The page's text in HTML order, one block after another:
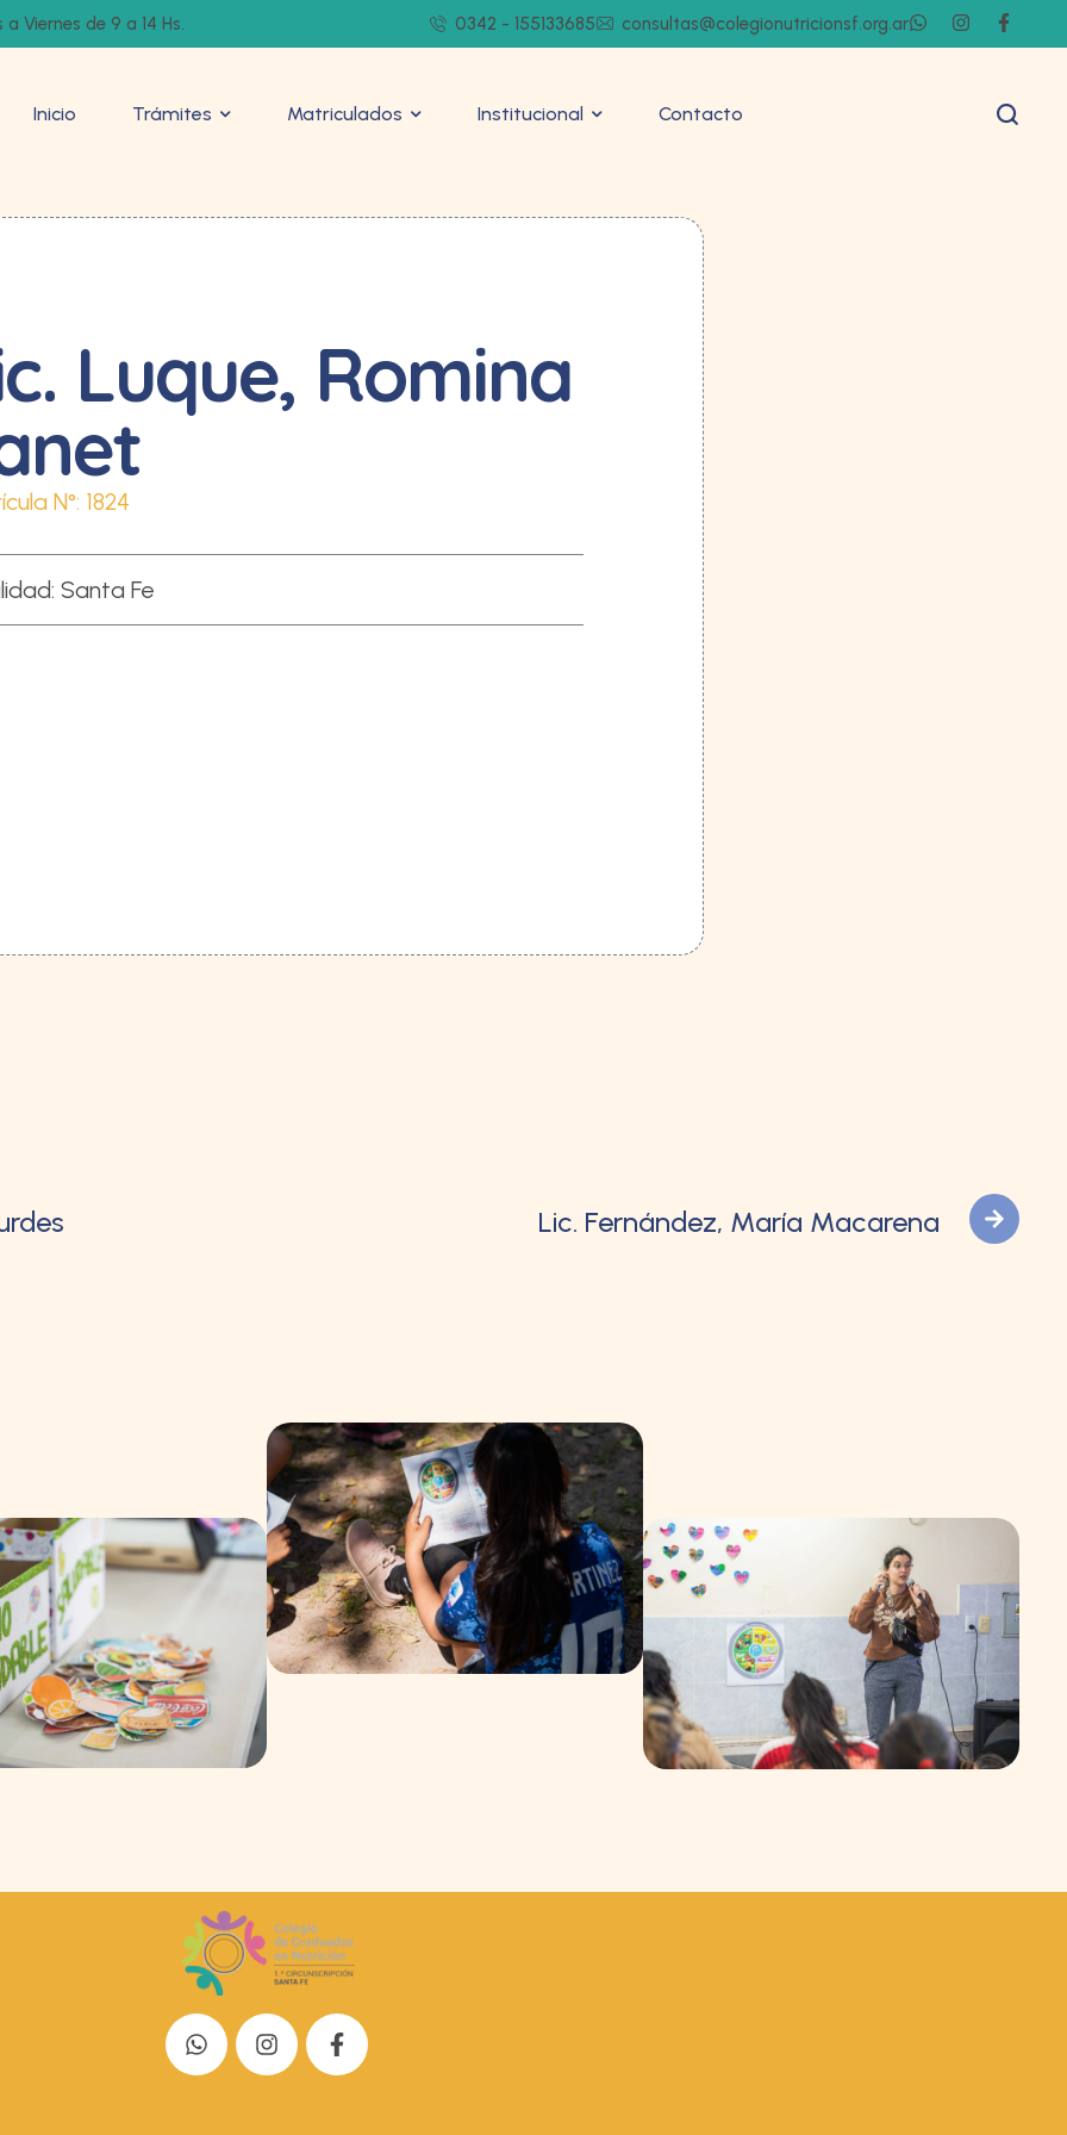
a Viernes de 9 a 14 Hs. 0342 - 155133685 consultas@colegionutricionsf.org.ar
Inicio Trámites Matriculados Institucional Contacto
Luque, Romina
N°: 1824
Santa Fe
Lic. Fernández, María Macarena